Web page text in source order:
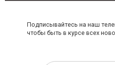
Подписывайтесь на наш
чтобы быть в курсе всех